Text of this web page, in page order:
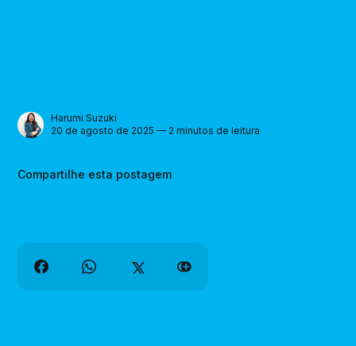
Harumi Suzuki
20 de agosto de 2025 — 2 minutos de leitura
Compartilhe esta postagem